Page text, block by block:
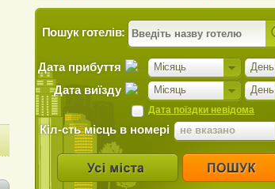
Пошук готелів:
Місяць День
Дата прибуття
Місяць День
Дата виїзду
Дата поїздки невідома
Кіл-сть місць в номері не вказано